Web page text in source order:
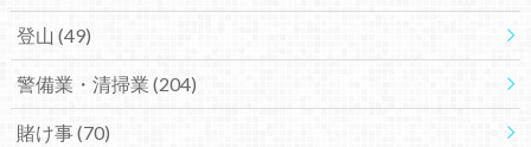
登山 (49)
警備業・清掃業 (204)
賭け事(70)